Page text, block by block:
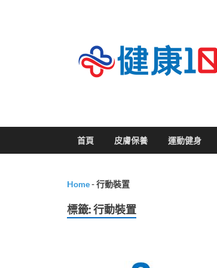
首頁 皮膚保養 運動健身
Home-行動裝置
標籤:行動裝置